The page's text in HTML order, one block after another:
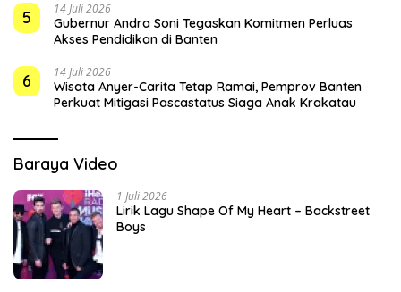
5 14 Juli 2026
Gubernur Andra Soni Tegaskan Komitmen Perluas
Akses Pendidikan di Banten
6 14 Juli 2026
Wisata Anyer-Carita Tetap Ramai, Pemprov Banten
Perkuat Mitigasi Pascastatus Siaga Anak Krakatau
Baraya Video
1 Juli 2026
Lirik Lagu Shape Of My Heart – Backstreet
Boys